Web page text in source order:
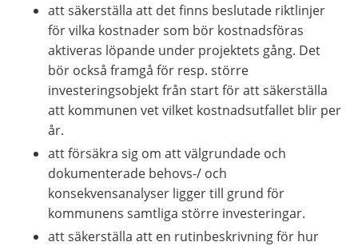
att säkerställa att det finns beslutade riktlinjer
för vilka kostnader som bör kostnadsföras
aktiveras löpande under projektets gång. Det
bör också framgå för resp. större
investeringsobjekt från start för att säkerställa
att kommunen vet vilket kostnadsutfallet blir per
år.
att försäkra sig om att välgrundade och
dokumenterade behovs-/ och
konsekvensanalyser ligger till grund för
kommunens samtliga större investeringar.
att säkerställa att en rutinbeskrivning för hur